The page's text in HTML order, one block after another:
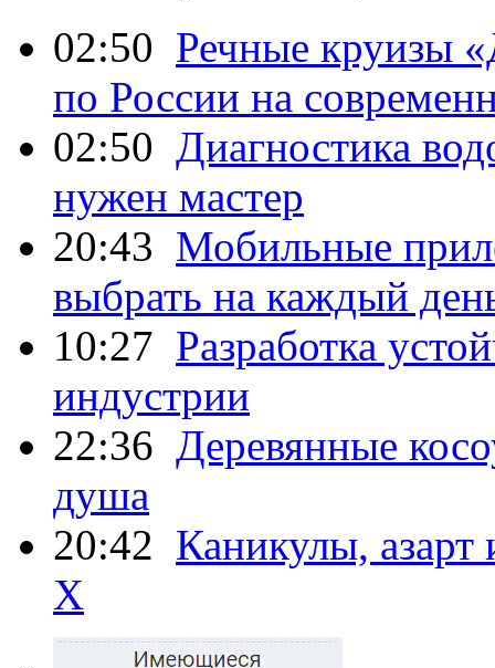
02:50 Речные круизы
по России на
02:50
Диагностика
нужен мастер
20:43 Мобильные
выбрать на каждый
10:27 Разработка
индустрии
22:36 Деревянные
душа
20:42 Каникулы,
X